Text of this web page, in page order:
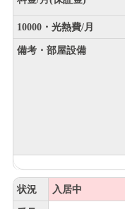
10000・光熱費/月
備考・部屋設備
状況 入居中